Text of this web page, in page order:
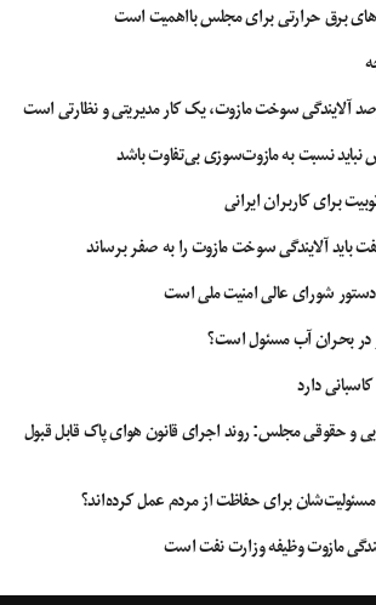
برق حرارتی برای مجلس بااهمیت است
آلایندگی سوخت مازوت، یک کار مدیریتی و نظارتی است
نباید نسبت به مازوت‌سوزی بی‌تفاوت باشد
برای کاربران ایرانی
باید آلایندگی سوخت مازوت را به صفر برساند
شورای عالی امنیت ملی است
در بحران آب مسئول است؟
دارد
و حقوقی مجلس: روند اجرای قانون هوای پاک قابل قبول
برای حفاظت از مردم عمل کرده‌اند؟
مازوت وظیفه وزارت نفت است